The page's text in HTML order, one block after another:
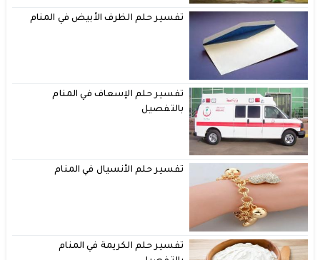
تفسير حلم الظرف الأبيض في المنام
تفسير حلم الإسعاف في المنام
بالتفصيل
تفسير حلم الأنسيال في المنام
تفسير حلم الكريمة في المنام